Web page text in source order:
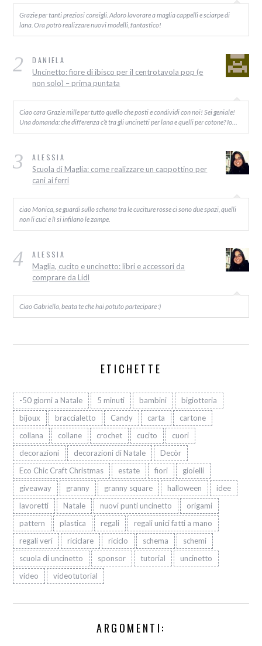
Grazie per tanti preziosi consigli. Adoro lavorare a maglia cappelli e sciarpe di
lana. Ora potrò realizzare nuovi modelli, fantastico!
2 DANIELA
Uncinetto: fiore di ibisco per il centrotavola pop (e
non solo) – prima puntata
Ciao cara Grazie mille per tutto quello che posti e condividi con noi! Sei geniale!
Una domanda: che differenza c’è tra gli uncinetti per lana e quelli per cotone? Io…
3 ALESSIA
Scuola di Maglia: come realizzare un cappottino per
cani ai ferri
ciao Monica, se guardi sullo schema tra le cuciture rosse ci sono due spazi, quelli
non li cuci e lì si infilano le zampe.
4 ALESSIA
Maglia, cucito e uncinetto: libri e accessori da
comprare da Lidl
Ciao Gabriella, beata te che hai potuto partecipare :)
ETICHETTE
-50 giorni a Natale 5 minuti bambini
bigiotteria
bijoux
braccialetto Candy carta
cartone
collana
collane crochet cucito
cuori
decorazioni
decorazioni di Natale
Decòr
Eco Chic Craft Christmas
estate fiori
gioielli
giveaway
granny granny square halloween
idee
lavoretti
Natale nuovi punti uncinetto
origami
pattern
plastica regali
regali unici fatti a mano
regali veri
riciclare riciclo schema
schemi
scuola di uncinetto
sponsor tutorial
uncinetto
video
videotutorial
ARGOMENTI: